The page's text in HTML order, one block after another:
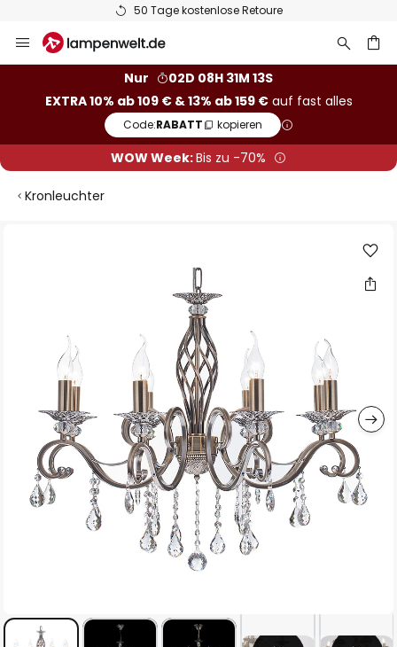
50 Tage kostenlose Retoure
Inhalt
Nur
02D 08H 31M 13S
EXTRA 10% ab 109 € & 13% ab 159 €auf fast alles
Code:RABATT kopieren
WOW Week:Bis zu -70%
Kronleuchter